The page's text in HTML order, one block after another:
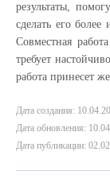
результаты,
сделать его более
Совместная
требует
работа принесет
Дата создания:
Дата обновления:
Дата публикации: